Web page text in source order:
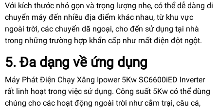
Với kích thước nhỏ gọn và trọng lượng nhẹ, có thể dễ dàng di
chuyển máy đến nhiều địa điểm khác nhau, từ khu vực
ngoài trời, các chuyến dã ngoại, cho đến sử dụng tại nhà
trong những trường hợp khẩn cấp như mất điện đột ngột.
5. Đa dạng về ứng dụng
Máy Phát Điện Chạy Xăng Ipower 5Kw SC6600iED Inverter
rất linh hoạt trong việc sử dụng. Công suất 5Kw có thể dùng
chúng cho các hoạt động ngoài trời như cắm trại, câu cá,